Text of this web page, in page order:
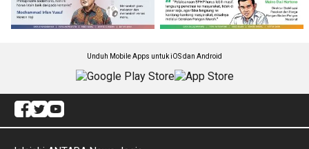
Unduh Mobile Apps untuk iOS dan Android